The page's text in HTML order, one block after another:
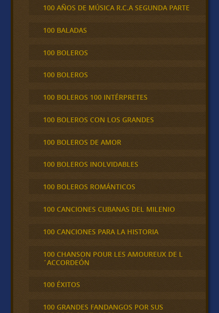
100 AÑOS DE MÚSICA R.C.A SEGUNDA PARTE
100 BALADAS
100 BOLEROS
100 BOLEROS
100 BOLEROS 100 INTÉRPRETES
100 BOLEROS CON LOS GRANDES
100 BOLEROS DE AMOR
100 BOLEROS INOLVIDABLES
100 BOLEROS ROMÁNTICOS
100 CANCIONES CUBANAS DEL MILENIO
100 CANCIONES PARA LA HISTORIA
100 CHANSON POUR LES AMOUREUX DE L
´ACCORDEÓN
100 ÉXITOS
100 GRANDES FANDANGOS POR SUS